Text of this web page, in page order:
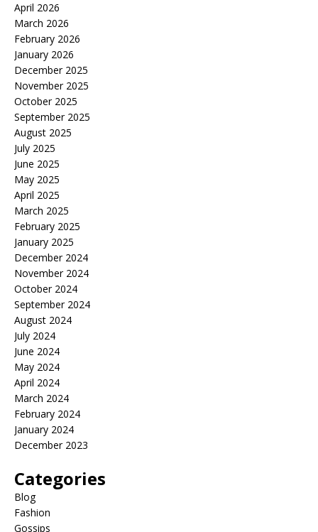
April 2026
March 2026
February 2026
January 2026
December 2025
November 2025
October 2025
September 2025
August 2025
July 2025
June 2025
May 2025
April 2025
March 2025
February 2025
January 2025
December 2024
November 2024
October 2024
September 2024
August 2024
July 2024
June 2024
May 2024
April 2024
March 2024
February 2024
January 2024
December 2023
Categories
Blog
Fashion
Gossips